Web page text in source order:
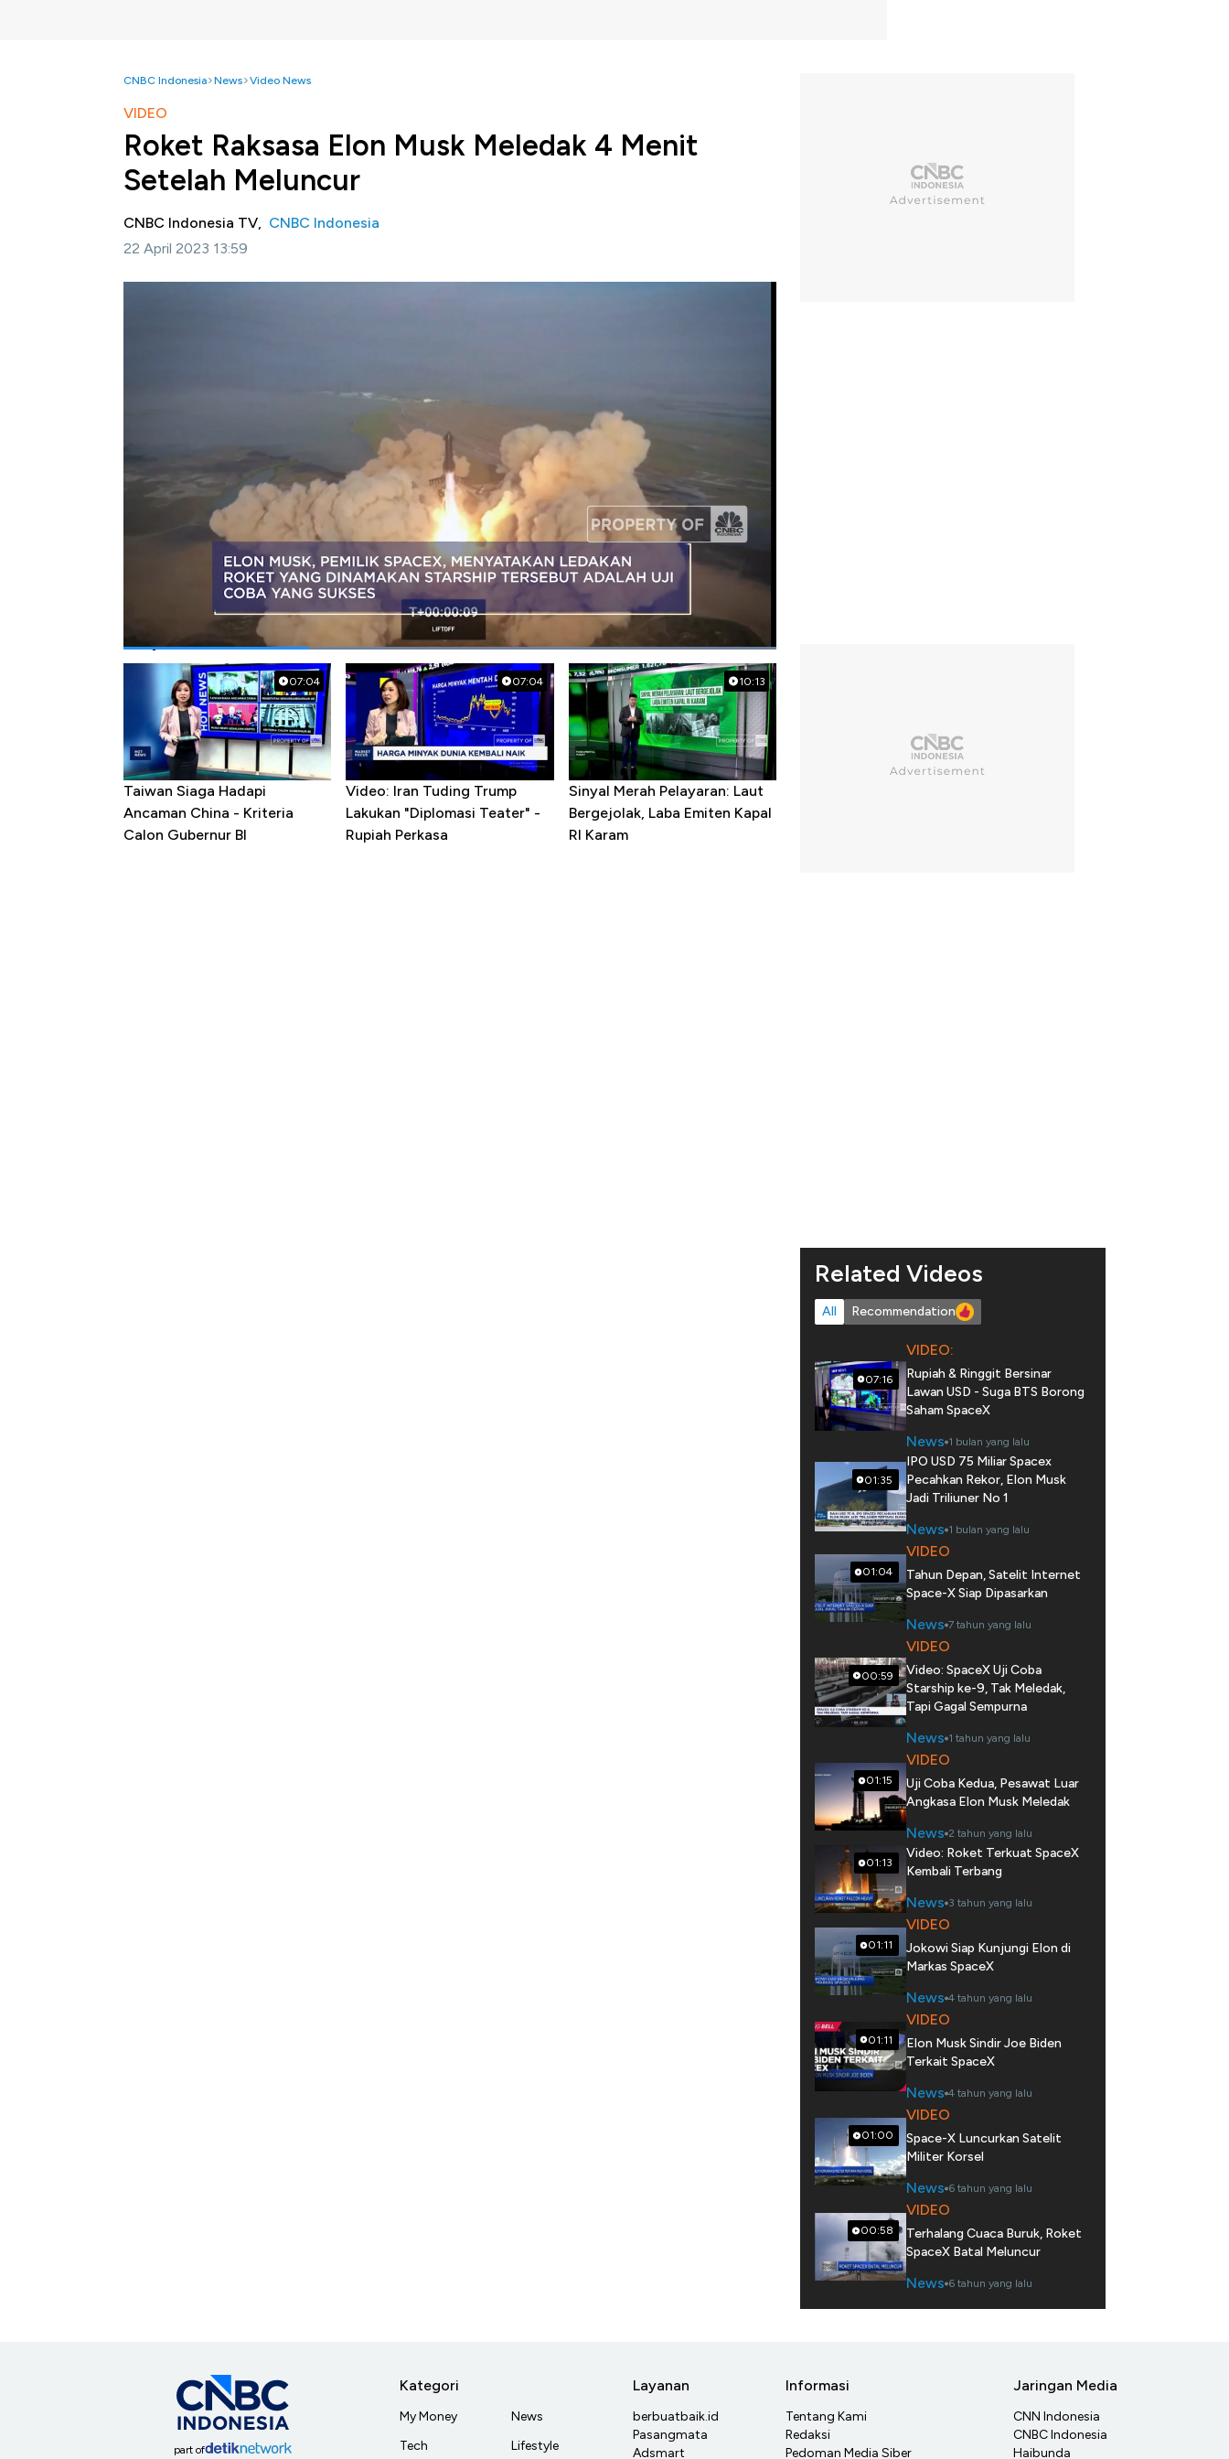
CNBC Indonesia News Video News
VIDEO
Roket Raksasa Elon Musk Meledak 4 Menit
Setelah Meluncur
CNBC Indonesia TV, CNBC Indonesia
22 April 2023 13:59
#starship #elon musk
Popular Videos
07:04
Taiwan Siaga Hadapi
Ancaman China - Kriteria
Calon Gubernur BI
07:04
Video: Iran Tuding Trump
Lakukan "Diplomasi Teater" -
Rupiah Perkasa
10:13
Sinyal Merah Pelayaran: Laut
Bergejolak, Laba Emiten Kapal
RI Karam
Related Videos
All Recommendation
07:16
VIDEO:
Rupiah & Ringgit Bersinar
Lawan USD - Suga BTS Borong
Saham SpaceX
News 1 bulan yang lalu
01:35
IPO USD 75 Miliar Spacex
Pecahkan Rekor, Elon Musk
Jadi Triliuner No 1
News 1 bulan yang lalu
01:04
VIDEO
Tahun Depan, Satelit Internet
Space-X Siap Dipasarkan
News 7 tahun yang lalu
00:59
VIDEO
Video: SpaceX Uji Coba
Starship ke-9, Tak Meledak,
Tapi Gagal Sempurna
News 1 tahun yang lalu
01:15
VIDEO
Uji Coba Kedua, Pesawat Luar
Angkasa Elon Musk Meledak
News 2 tahun yang lalu
01:13
Video: Roket Terkuat SpaceX
Kembali Terbang
News 3 tahun yang lalu
01:11
VIDEO
Jokowi Siap Kunjungi Elon di
Markas SpaceX
News 4 tahun yang lalu
01:11
VIDEO
Elon Musk Sindir Joe Biden
Terkait SpaceX
News 4 tahun yang lalu
01:00
VIDEO
Space-X Luncurkan Satelit
Militer Korsel
News 6 tahun yang lalu
00:58
VIDEO
Terhalang Cuaca Buruk, Roket
SpaceX Batal Meluncur
News 6 tahun yang lalu
part of
Kategori
My Money
Tech
News
Lifestyle
Layanan
berbuatbaik.id
Pasangmata
Adsmart
Informasi
Tentang Kami
Redaksi
Pedoman Media Siber
Jaringan Media
CNN Indonesia
CNBC Indonesia
Haibunda